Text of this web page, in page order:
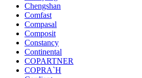
Chengshan
Comfast
Compasal
Composit
Constancy
Continental
COPARTNER
COPRA`H